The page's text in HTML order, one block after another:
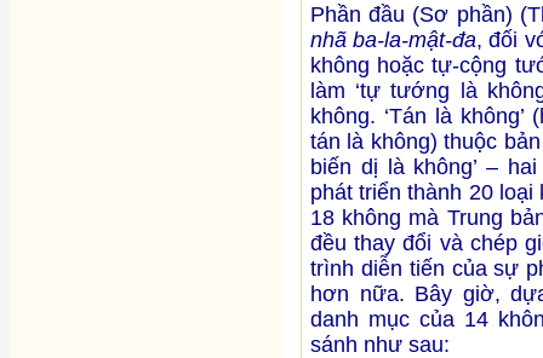
Phần đầu (Sơ phần)
nhã ba-la-mật-đa, đối
không hoặc tự-cộng
làm ‘tự tướng là
không. ‘Tán là
tán là không) thuộc bản
biến dị là không’ –
phát triển thành 20 loại
18 không mà Trung
đều thay đổi và chép
trình diễn tiến của sự
hơn nữa. Bây giờ,
danh mục của 14
sánh như sau: